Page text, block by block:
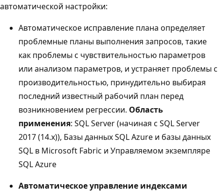
автоматической настройки:
Автоматическое исправление плана определяет
проблемные планы выполнения запросов, такие
как проблемы с чувствительностью параметров
или анализом параметров, и устраняет проблемы с
производительностью, принудительно выбирая
последний известный рабочий план перед
возникновением регрессии. Область
применения: SQL Server (начиная с SQL Server
2017 (14.x)), Базы данных SQL Azure и базы данных
SQL в Microsoft Fabric и Управляемом экземпляре
SQL Azure
Автоматическое управление индексами